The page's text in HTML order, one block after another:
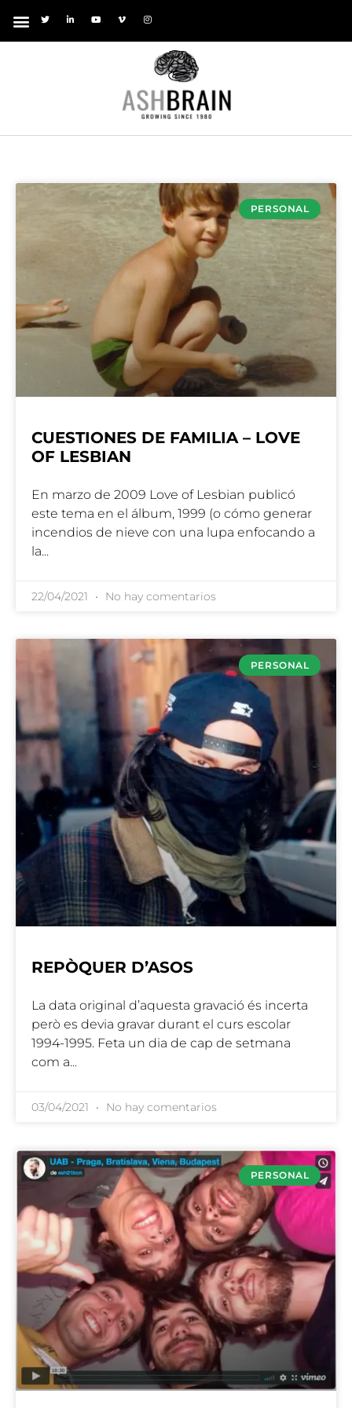
PERSONAL
CUESTIONES DE FAMILIA – LOVE
OF LESBIAN
En marzo de 2009 Love of Lesbian publicó
este tema en el álbum, 1999 (o cómo generar
incendios de nieve con una lupa enfocando a
la
22/04/2021 No hay comentarios
PERSONAL
REPÒQUER D’ASOS
La data original d’aquesta gravació és incerta
però es devia gravar durant el curs escolar
1994-1995. Feta un dia de cap de setmana
com a
03/04/2021 No hay comentarios
PERSONAL